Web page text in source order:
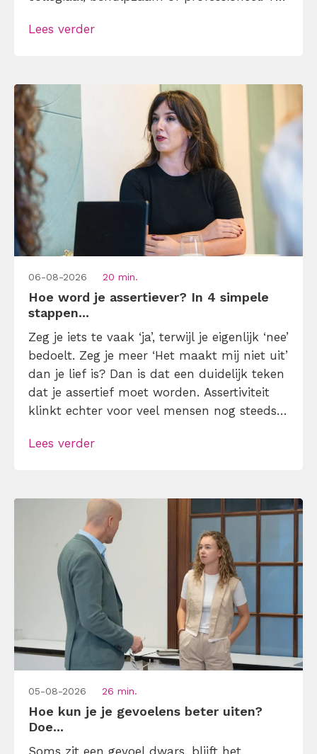
andermans prioriteiten en je eigen werk
[…]
Lees verder
06-08-2026 20 min.
Hoe word je assertiever? In 4 simpele
stappen...
Zeg je iets te vaak ‘ja’, terwijl je eigenlijk ‘nee’
bedoelt. Zeg je meer ‘Het maakt mij niet uit’
dan je lief is? Dan is dat een duidelijk teken
dat je assertief moet worden. Assertiviteit
klinkt echter voor veel mensen nog steeds
maar dat is niet zo. Assertiviteit draait juist
Lees verder
05-08-2026 26 min.
Hoe kun je je gevoelens beter uiten?
Doe...